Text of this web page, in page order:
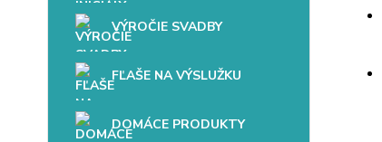
VÝROČIE SVADBY
FĽAŠE NA VÝSLUŽKU
DOMÁCE PRODUKTY